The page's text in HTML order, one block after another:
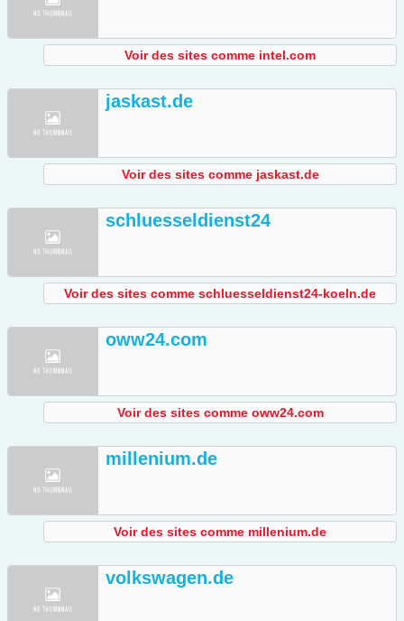
Voir des sites comme intel.com
jaskast.de
Voir des sites comme jaskast.de
schluesseldienst24
Voir des sites comme schluesseldienst24-koeln.de
oww24.com
Voir des sites comme oww24.com
millenium.de
Voir des sites comme millenium.de
volkswagen.de